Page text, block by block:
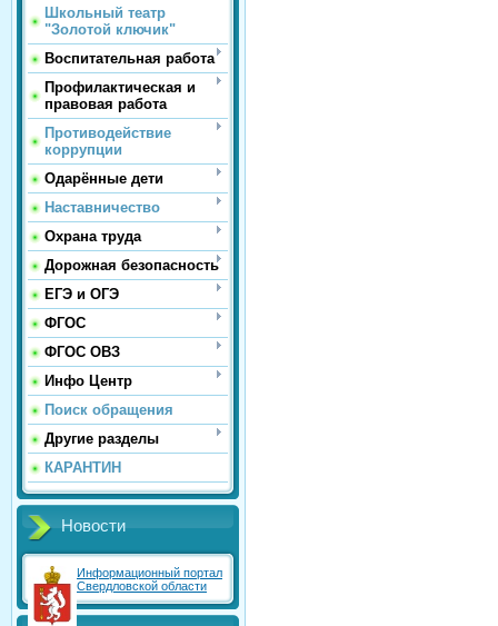
Школьный театр
"Золотой ключик"
Воспитательная работа
Профилактическая и
правовая работа
Противодействие
коррупции
Одарённые дети
Наставничество
Охрана труда
Дорожная безопасность
ЕГЭ и ОГЭ
ФГОС
ФГОС ОВЗ
Инфо Центр
Поиск обращения
Другие разделы
КАРАНТИН
Новости
Информационный портал
Свердловской области